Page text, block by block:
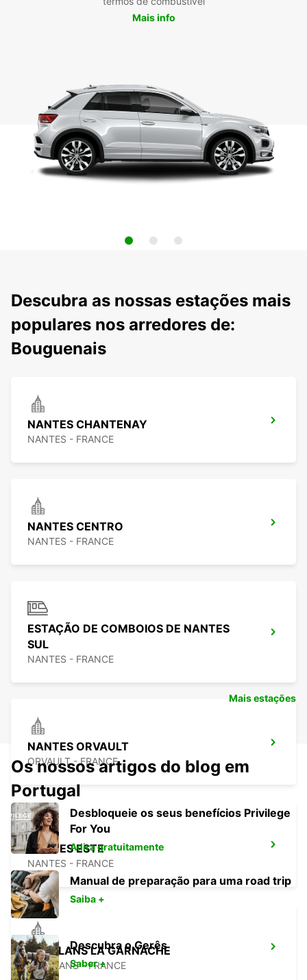
Mais info
Descubra as nossas estações mais
populares nos arredores de:
Bouguenais
NANTES CHANTENAY
NANTES - FRANCE
NANTES CENTRO
NANTES - FRANCE
ESTAÇÃO DE COMBOIOS DE NANTES
SUL
NANTES - FRANCE
NANTES ORVAULT
ORVAULT - FRANCE
NANTES ESTE
NANTES - FRANCE
CHALLANS LA GARNACHE
CHALLANS - FRANCE
Mais estações
Os nossos artigos do blog em
Portugal
Desbloqueie os seus benefícios Privilege
For You
Adira gratuitamente
Manual de preparação para uma road trip
Saiba +
Descubra o Gerês
Saber +